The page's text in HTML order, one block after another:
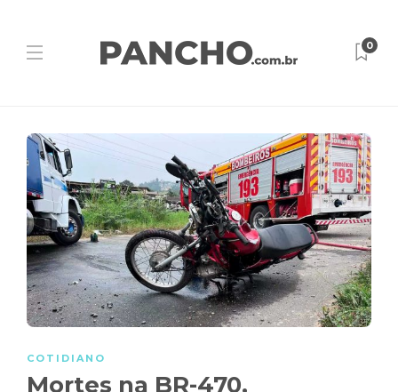
0
COTIDIANO
Mortes na BR-470,